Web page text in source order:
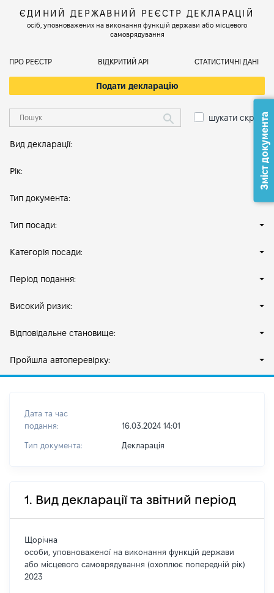
ЄДИНИЙ ДЕРЖАВНИЙ РЕЄСТР ДЕКЛАРАЦІЙ
осіб, уповноважених на виконання функцій держави або місцевого
самоврядування
ПРО РЕЄСТР ВІДКРИТИЙ АРІ СТАТИСТИЧНІ ДАНІ
Подати декларацію
шукати скрізь
Вид декларації:
Рік:
Тип документа:
Тип посади:
Категорія посади:
Період подання:
Високий ризик:
Відповідальне становище:
Пройшла автоперевірку:
Дата та час
подання:
16.03.2024 14:01
Тип документа: Декларація
1. Вид декларації та звітний період
Щорічна
особи, уповноваженої на виконання функцій держави
або місцевого самоврядування (охоплює попередній рік)
2023
Зміст документа